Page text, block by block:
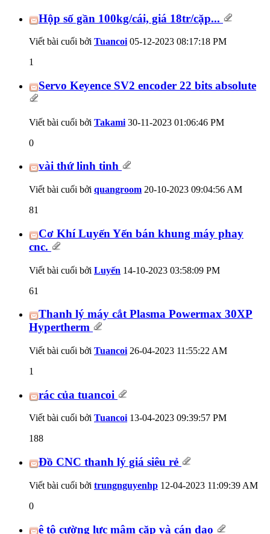
Hộp số gần 100kg/cái, giá 18tr/cặp...
Viết bài cuối bởi Tuancoi 05-12-2023 08:17:18 PM
1
Servo Keyence SV2 encoder 22 bits absolute
Viết bài cuối bởi Takami 30-11-2023 01:06:46 PM
0
vài thứ linh tinh
Viết bài cuối bởi quangroom 20-10-2023 09:04:56 AM
81
Cơ Khí Luyến Yến bán khung máy phay
cnc.
Viết bài cuối bởi Luyến 14-10-2023 03:58:09 PM
61
Thanh lý máy cắt Plasma Powermax 30XP
Hypertherm
Viết bài cuối bởi Tuancoi 26-04-2023 11:55:22 AM
1
rác của tuancoi
Viết bài cuối bởi Tuancoi13-04-2023 09:39:57 PM
188
Đồ CNC thanh lý giá siêu rẻ
Viết bài cuối bởi trungnguyenhp 12-04-2023 11:09:39 AM
0
ê tô cường lực mâm cặp và cán dao